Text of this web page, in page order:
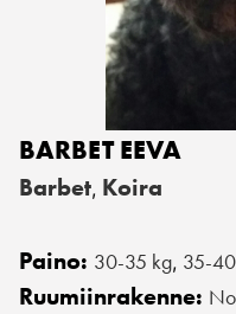
BARBET EEVA
Barbet, Koira
Paino: 30-35 kg, 35-
Ruumiinrakenne: